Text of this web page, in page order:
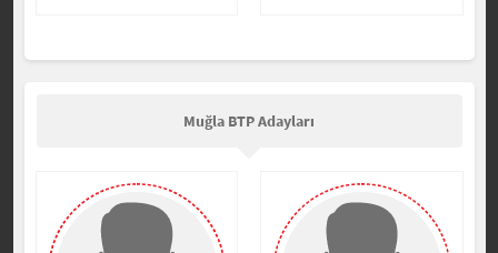
Muğla BTP Adayları